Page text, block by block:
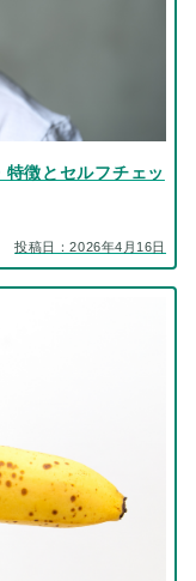
徴とセルフチェッ
投稿日：2026年4月16日